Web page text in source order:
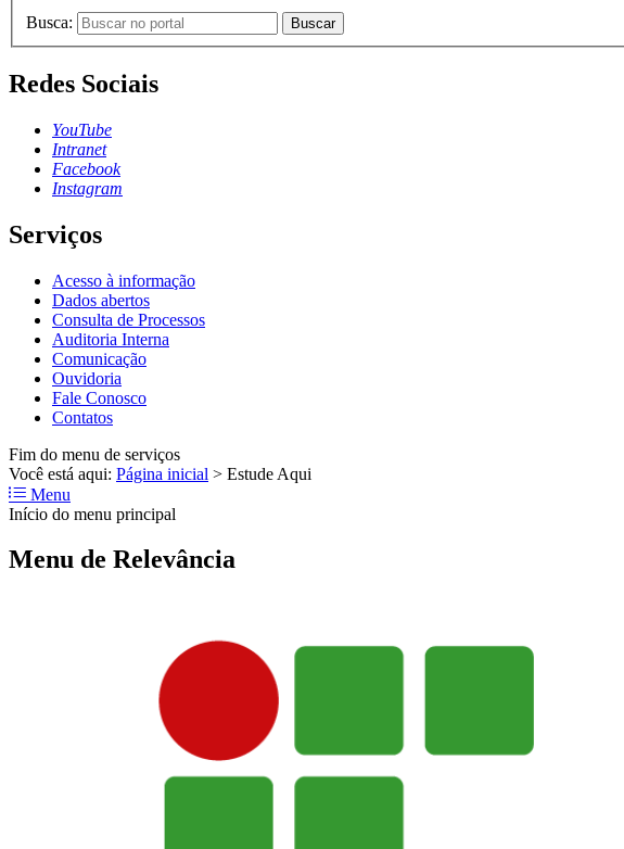
Busca: Buscar
Redes Sociais
YouTube
Intranet
Facebook
Instagram
Serviços
Acesso à informação
Dados abertos
Consulta de Processos
Auditoria Interna
Comunicação
Ouvidoria
Fale Conosco
Contatos
Fim do menu de serviços
Você está aqui: Página inicial > Estude Aqui
Menu
Início do menu principal
Menu de Relevância